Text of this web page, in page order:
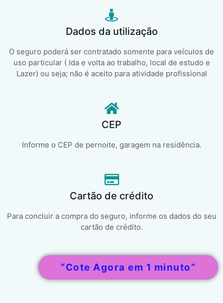
Dados da utilização
O seguro poderá ser contratado somente para veículos de
uso particular ( Ida e volta ao trabalho, local de estudo e
Lazer) ou seja; não é aceito para atividade profissional
CEP
Informe o CEP de pernoite, garagem na residência.
Cartão de crédito
Para concluir a compra do seguro, informe os dados do seu
cartão de crédito.
“Cote Agora em 1 minuto”